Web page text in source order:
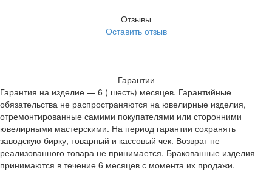
Отзывы
Оставить отзыв
Гарантии
Гарантия на изделие — 6 ( шесть) месяцев. Гарантийные
обязательства не распространяются на ювелирные изделия,
отремонтированные самими покупателями или сторонними
ювелирными мастерскими. На период гарантии сохранять
заводскую бирку, товарный и кассовый чек. Возврат не
реализованного товара не принимается. Бракованные изделия
принимаются в течение 6 месяцев с момента их продажи.